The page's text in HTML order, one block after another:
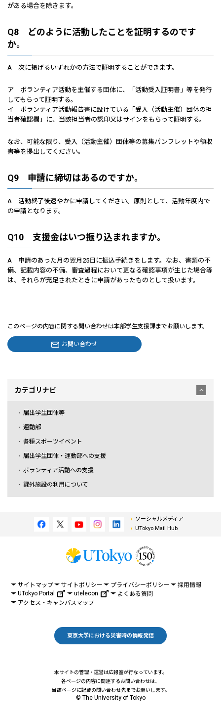
がある場合を除きます。
Q8 どのように活動したことを証明するのです
か。
A 次に掲げるいずれかの方法で証明することができます。
ア ボランティア活動を主催する団体に、「活動受入証明書」等を発行
してもらって証明する。
イ ボランティア活動報告書に設けている「受入（活動主催）団体の担
当者確認欄」に、当該担当者の認印又はサインをもらって証明する。
なお、可能な限り、受入（活動主催）団体等の募集パンフレットや領収
書等を提出してください。
Q9 申請に締切はあるのですか。
A 活動終了後速やかに申請してください。原則として、活動年度内で
の申請となります。
Q10 支援金はいつ振り込まれますか。
A 申請のあった月の翌月25日に振込手続きをします。なお、書類の不
備、記載内容の不備、審査過程において更なる確認事項が生じた場合等
は、それらが充足されたときに申請があったものとして扱います。
このページの内容に関する問い合わせは本部学生支援課までお願いします。
お問い合わせ
カテゴリナビ
届出学生団体等
運動部
各種スポーツイベント
届出学生団体・運動部への支援
ボランティア活動への支援
課外施設の利用について
ソーシャルメディア
UTokyo Mail Hub
サイトマップ サイトポリシー プライバシーポリシー
採用情報
UTokyo Portal
utelecon
よくある質問
アクセス・キャンパスマップ
東京大学における災害時の情報発信
本サイトの管理・運営は広報室が行なっています。
各ページの内容に関連するお問い合わせは、
当該ページに記載の問い合わせ先までお願いします。
© The University of Tokyo